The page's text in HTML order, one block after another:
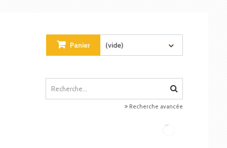
Panier (vide)
Recherche avancée